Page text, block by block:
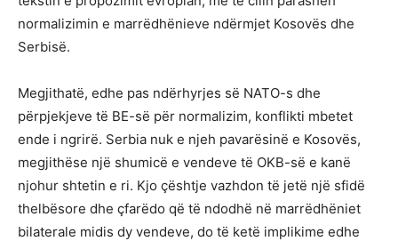
normalizimin e marrëdhënieve ndërmjet Kosovës dhe
Serbisë.
Megjithatë, edhe pas ndërhyrjes së NATO-s dhe
përpjekjeve të BE-së për normalizim, konflikti mbetet
ende i ngrirë. Serbia nuk e njeh pavarësinë e Kosovës,
megjithëse një shumicë e vendeve të OKB-së e kanë
njohur shtetin e ri. Kjo çështje vazhdon të jetë një sfidë
thelbësore dhe çfarëdo që të ndodhë në marrëdhëniet
bilaterale midis dy vendeve, do të ketë implikime edhe